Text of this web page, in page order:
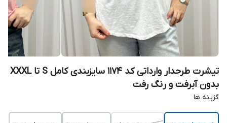
تیشرت طرحدار وارداتی کد 1174 سایزبندی کامل S تا XXXL
بدون آبرفت و رنگ رفت
گزینه ها